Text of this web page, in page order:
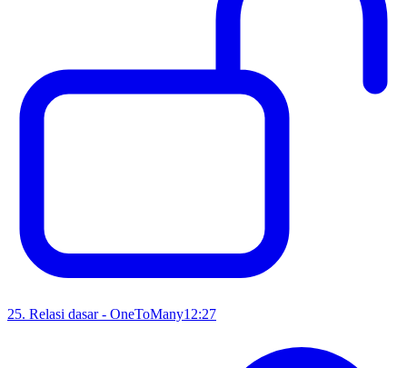
25. Relasi dasar - OneToMany12:27